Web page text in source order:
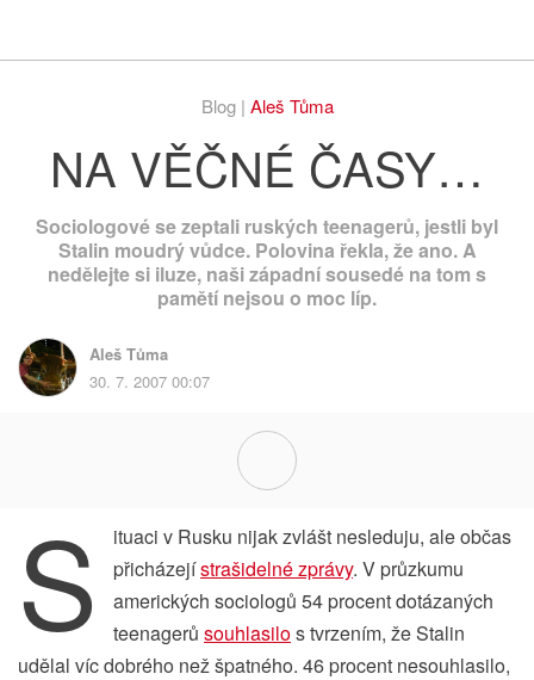
Blog | Aleš Tůma
NA VĚČNÉ ČASY…
Sociologové se zeptali ruských teenagerů, jestli byl
Stalin moudrý vůdce. Polovina řekla, že ano. A
nedělejte si iluze, naši západní sousedé na tom s
pamětí nejsou o moc líp.
Aleš Tůma
30. 7. 2007 00:07
S
ituaci v Rusku nijak zvlášt nesleduju, ale občas
přicházejístrašidelné zprávy. V průzkumu
amerických sociologů 54 procent dotázaných
teenagerů souhlasilos tvrzením, že Stalin
udělal víc dobrého než špatného. 46 procent nesouhlasilo,